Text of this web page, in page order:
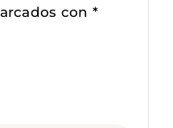
con *